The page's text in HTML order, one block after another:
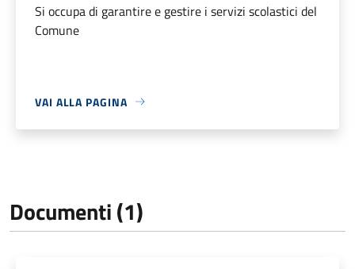
Si occupa di garantire e gestire i servizi scolastici del
Comune
VAI ALLA PAGINA
Documenti (1)